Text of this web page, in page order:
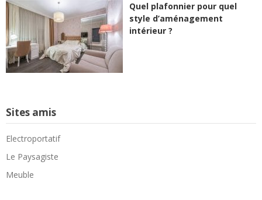
Quel plafonnier pour quel
style d’aménagement
intérieur ?
Sites amis
Electroportatif
Le Paysagiste
Meuble